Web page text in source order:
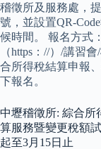
稽徵所及服務處，
號，並設置QR-
候時間。 報名方式
（https：//）/講習
合所得稅結算申報
下報名。
中壢稽徵所: 綜合所
算服務暨變更稅額
起至3月15日止